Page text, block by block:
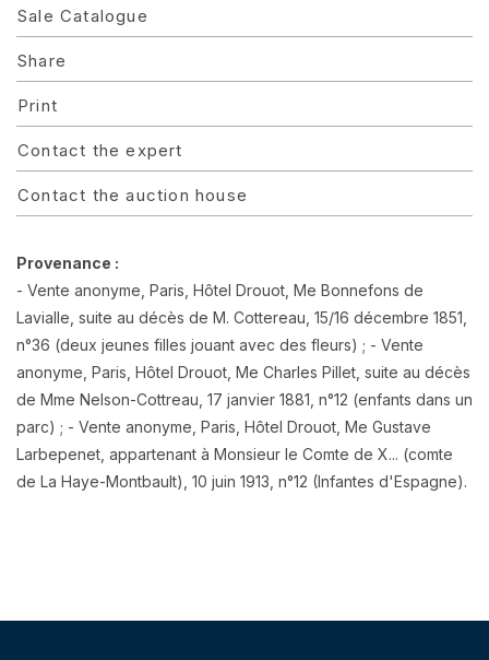
Sale Catalogue
Share
Print
Contact the expert
Contact the auction house
Provenance :
- Vente anonyme, Paris, Hôtel Drouot, Me Bonnefons de
Lavialle, suite au décès de M. Cottereau, 15/16 décembre 1851,
n°36 (deux jeunes filles jouant avec des fleurs) ; - Vente
anonyme, Paris, Hôtel Drouot, Me Charles Pillet, suite au décès
de Mme Nelson-Cottreau, 17 janvier 1881, n°12 (enfants dans un
parc) ; - Vente anonyme, Paris, Hôtel Drouot, Me Gustave
Larbepenet, appartenant à Monsieur le Comte de X... (comte
de La Haye-Montbault), 10 juin 1913, n°12 (Infantes d'Espagne).